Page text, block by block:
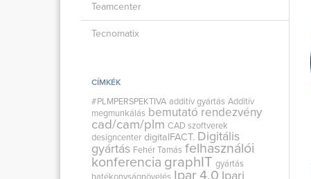
Teamcenter
Tecnomatix
CÍMKÉK
#PLMPERSPEKTIVA additív gyártás Additív
megmunkálás bemutató rendezvény
cad/cam/plm CAD szoftverek
designcenter digitalFACT. Digitális
gyártás Fehér Tamás felhasználói
konferencia graphIT gyártás
Ipar 4.0 Ipari